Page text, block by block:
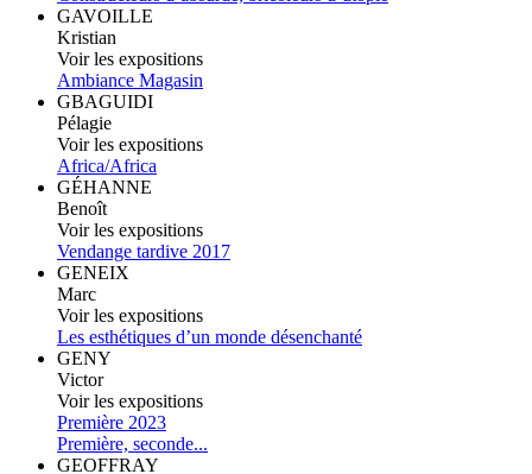
GAVOILLE
Kristian
Voir les expositions
Ambiance Magasin
GBAGUIDI
Pélagie
Voir les expositions
Africa/Africa
GÉHANNE
Benoît
Voir les expositions
Vendange tardive 2017
GENEIX
Marc
Voir les expositions
Les esthétiques d’un monde désenchanté
GENY
Victor
Voir les expositions
Première 2023
Première, seconde...
GEOFFRAY